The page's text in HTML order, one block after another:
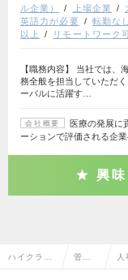
ル企業）
上場企業
英語力が必要
転勤なし
以上
リモートワーク
【職務内容】 当社では、
務全般を担当していただ
ーバルに活躍す…
会社概要
医療の発展に
ーションで評価される企
興味
ハイクラス 管理 人